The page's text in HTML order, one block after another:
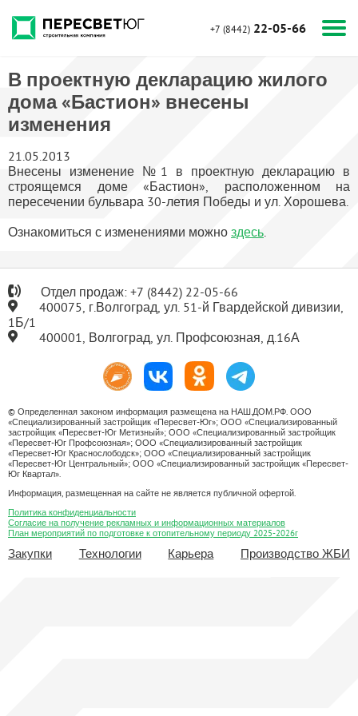
+7 (8442) 22-05-66
В проектную декларацию жилого
дома «Бастион» внесены
изменения
21.05.2013
Внесены изменение №1 в проектную декларацию в
строящемся доме «Бастион», расположенном на
пересечении бульвара 30-летия Победы и ул. Хорошева.
Ознакомиться с изменениями можно здесь.
Отдел продаж: +7 (8442) 22-05-66
400075, г.Волгоград, ул. 51-й Гвардейской дивизии,
1Б/1
400001, Волгоград, ул. Профсоюзная, д.16А
© Определенная законом информация размещена на НАШ.ДОМ.РФ. ООО
«Специализированный застройщик «Пересвет-Юг»; ООО «Специализированный
застройщик «Пересвет-Юг Метизный»; ООО «Специализированный застройщик
«Пересвет-Юг Профсоюзная»; ООО «Специализированный застройщик
«Пересвет-Юг Краснослободск»; ООО «Специализированный застройщик
«Пересвет-Юг Центральный»; ООО «Специализированный застройщик «Пересвет-
Юг Квартал».
Информация, размещенная на сайте не является публичной офертой.
Политика конфиденциальности
Согласие на получение рекламных и информационных материалов
План мероприятий по подготовке к отопительному периоду 2025-2026г
Закупки Технологии Карьера Производство ЖБИ